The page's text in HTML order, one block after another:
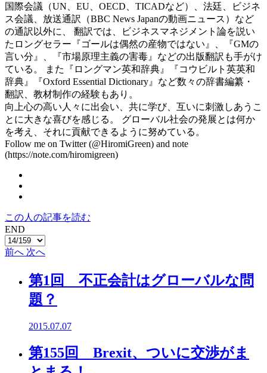
国際会議（UN、EU、OECD、TICADなど）、法廷、ビジネ
ス会議、放送通訳（BBC News Japanの動画ニュース）など
の通訳以外に、 翻訳では、ビジネスマネジメント論を説い
たロングセラー『ゴールは偶然の産物ではない』、『GMの
言い分』、『市場原理主義の害毒』などの出版翻訳も手がけ
ている。 また『ロングマン英和辞典』『コウビルト英英和
辞典』『Oxford Essential Dictionary』など数々の辞書編纂・
翻訳、教材制作の経験もあり。
向上心の高い人々に出会い、共に学び、互いに刺激しあうこ
とに大きな喜びを感じる。 グローバル社会の発展とは何か
を考え、それに貢献できるように努めている。
Follow me on Twitter (@HiromiGreen) and note
(https://note.com/hiromigreen)
この人の記事を読む
END
前へ 次へ
第1回 不正会計はグローバルな問
題？
2015.07.07
第155回 Brexit、ついに交渉がま